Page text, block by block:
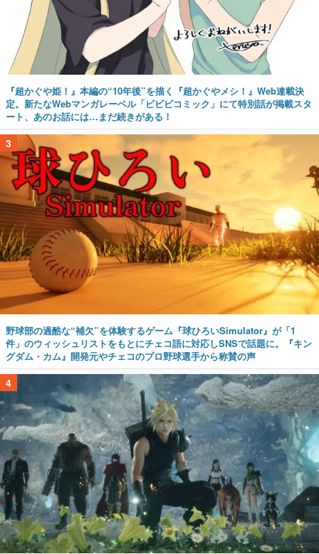
『超かぐや姫！』本編の“10年後”を描く『超かぐやメシ！』Web連載決
定。新たなWebマンガレーベル「ビビビコミック」にて特別話が掲載スタ
ート、あのお話には…まだ続きがある！
3
野球部の過酷な“補欠”を体験するゲーム『球ひろいSimulator』が「1
件」のウィッシュリストをもとにチェコ語に対応しSNSで話題に。『キン
グダム・カム』開発元やチェコのプロ野球選手から称賛の声
4